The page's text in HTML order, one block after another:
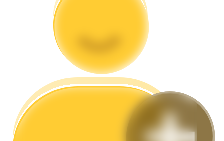
合約指南
合約功能使用指南